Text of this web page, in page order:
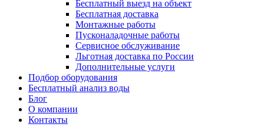
Бесплатный выезд на объект
Бесплатная доставка
Монтажные работы
Пусконаладочные работы
Сервисное обслуживание
Льготная доставка по России
Дополнительные услуги
Подбор оборудования
Бесплатный анализ воды
Блог
О компании
Контакты